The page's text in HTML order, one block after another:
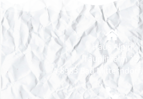
Haus Alpin
Tauplitzalm 13,
A-8983 Bad Mitterndorf,